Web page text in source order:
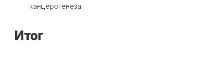
канцерогенеза.
Итог